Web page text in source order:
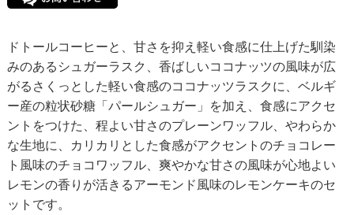
ドトールコーヒーと、甘さを抑え軽い食感に仕上げた馴染
みのあるシュガーラスク、香ばしいココナッツの風味が広
がるさくっとした軽い食感のココナッツラスクに、ベルギ
ー産の粒状砂糖「パールシュガー」を加え、食感にアクセ
ントをつけた、程よい甘さのプレーンワッフル、やわらか
な生地に、カリカリとした食感がアクセントのチョコレー
ト風味のチョコワッフル、爽やかな甘さの風味が心地よい
レモンの香りが活きるアーモンド風味のレモンケーキのセ
ットです。